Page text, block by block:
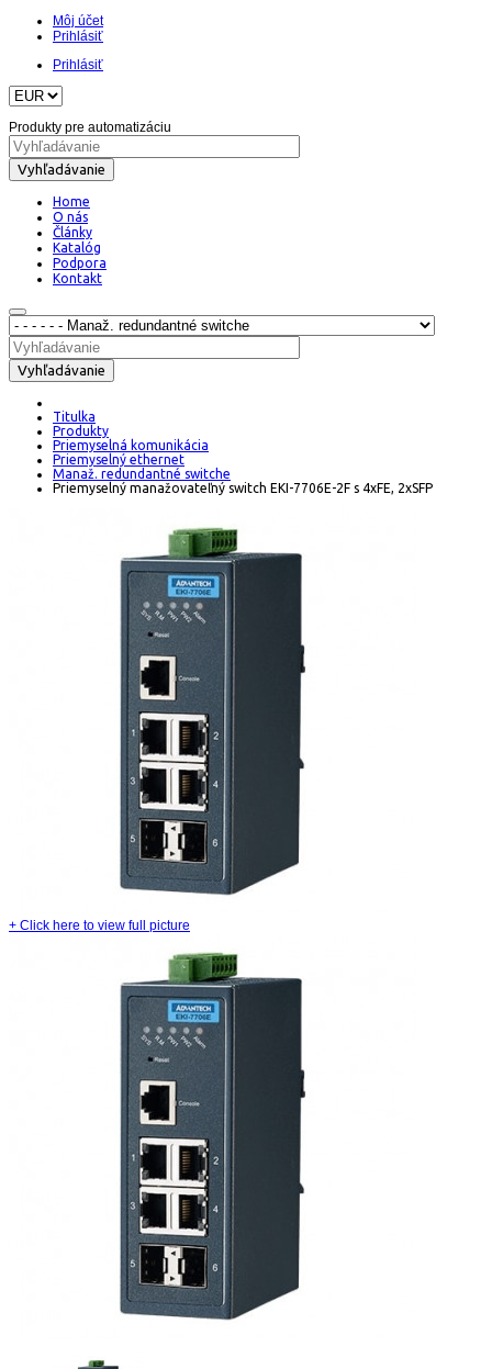
Môj účet
Prihlásiť
Prihlásiť
Produkty pre automatizáciu
Vyhľadávanie
Home
O nás
Články
Katalóg
Podpora
Kontakt
Vyhľadávanie
Titulka
Produkty
Priemyselná komunikácia
Priemyselný ethernet
Manaž. redundantné switche
Priemyselný manažovateľný switch EKI-7706E-2F s 4xFE, 2xSFP
+ Click here to view full picture